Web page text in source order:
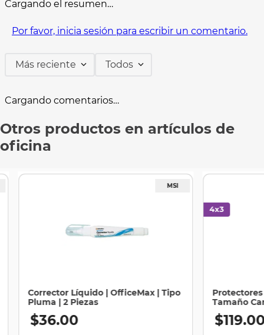
Cargando el resumen…
Por favor, inicia sesión para escribir un comentario.
Más reciente Todos
Cargando comentarios…
Otros productos en artículos de
oficina
Corrector Líquido | OfficeMax | Tipo
Pluma | 2 Piezas
$36.00
Tamaño
$119.